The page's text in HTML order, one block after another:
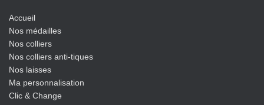
Accueil
Nos médailles
Nos colliers
Nos colliers anti-tiques
Nos laisses
Ma personnalisation
Clic & Change